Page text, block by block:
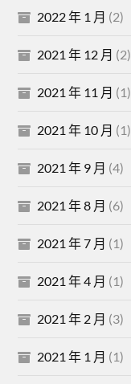
2022 年 1 月 (2)
2021 年 12 月 (2)
2021 年 11 月 (1)
2021 年 10 月 (1)
2021 年 9 月 (4)
2021 年 8 月 (6)
2021 年 7 月 (1)
2021 年 4 月 (1)
2021 年 2 月 (3)
2021 年 1 月 (1)